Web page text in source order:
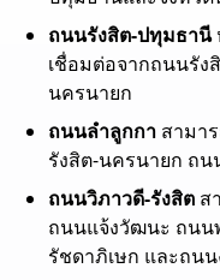
ถนนรังสิต-ปทุมธานี
เชื่อมต่อจากถนนรัง
นครนายก
ถนนลำลูกกา สามา
รังสิต-นครนายก ถ
ถนนวิภาวดี-รังสิต ส
ถนนแจ้งวัฒนะ ถน
รัชดาภิเษก และถน